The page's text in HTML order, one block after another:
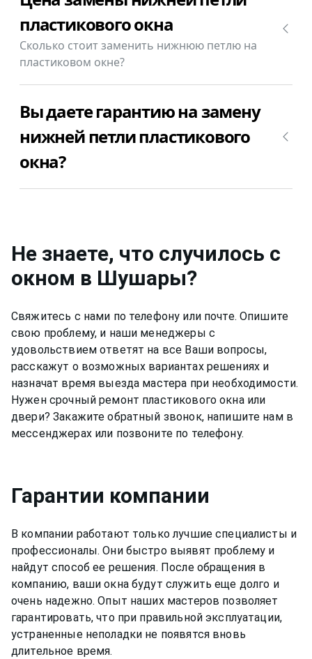
уточните сколько будет стоить замена нижней
петли пластикового окна в Шушары в Вашем
случае.
пластикового окна
Сколько стоит заменить нижнюю петлю на
пластиковом окне?
Шушары стоит от 1000₽.
Вы даете гарантию на замену
нижней петли пластикового
окна?
Не знаете, что случилось с
окном в Шушары?
Свяжитесь с нами по телефону или почте. Опишите
свою проблему, и наши менеджеры с
удовольствием ответят на все Ваши вопросы,
расскажут о возможных вариантах решениях и
назначат время выезда мастера при необходимости.
Нужен срочный ремонт пластикового окна или
двери? Закажите обратный звонок, напишите нам в
мессенджерах или позвоните по телефону.
Гарантии компании
В компании работают только лучшие специалисты и
профессионалы. Они быстро выявят проблему и
найдут способ ее решения. После обращения в
компанию, ваши окна будут служить еще долго и
очень надежно. Опыт наших мастеров позволяет
гарантировать, что при правильной эксплуатации,
устраненные неполадки не появятся вновь
длительное время.